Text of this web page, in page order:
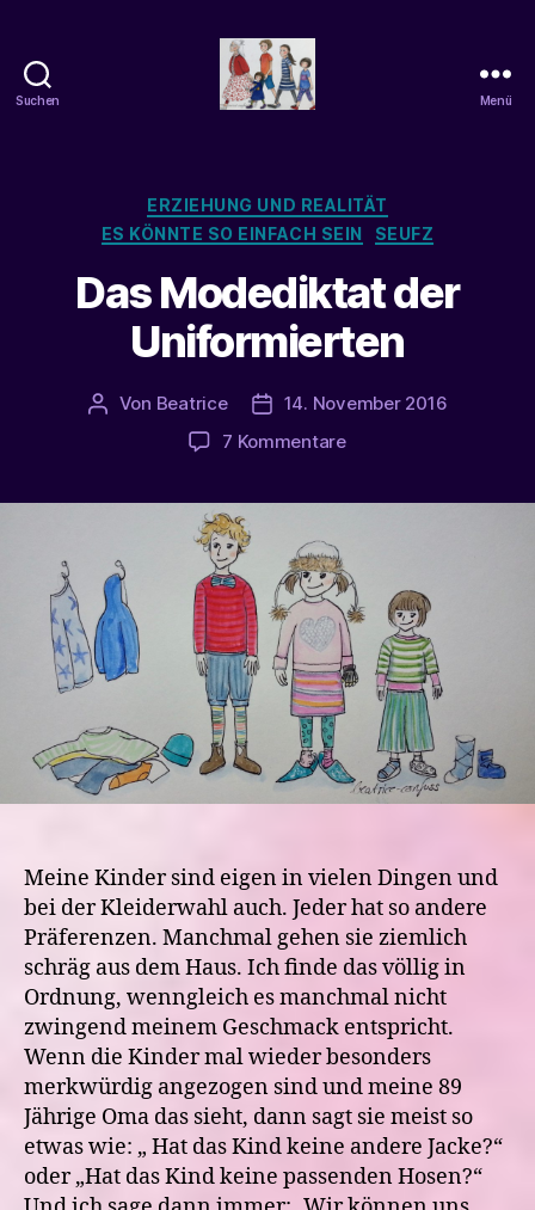
Suchen Menü
Kategorien
ERZIEHUNG UND REALITÄT
ES KÖNNTE SO EINFACH SEIN
SEUFZ
Das Modediktat der
Uniformierten
Beitragsautor
Von Beatrice Veröffentlichungsdatum
14. November 2016
7 Kommentarezu
Meine Kinder sind eigen in vielen Dingen und
bei der Kleiderwahl auch. Jeder hat so andere
Präferenzen. Manchmal gehen sie ziemlich
schräg aus dem Haus. Ich finde das völlig in
Ordnung, wenngleich es manchmal nicht
zwingend meinem Geschmack entspricht.
Wenn die Kinder mal wieder besonders
merkwürdig angezogen sind und meine 89
Jährige Oma das sieht, dann sagt sie meist so
etwas wie: „ Hat das Kind keine andere Jacke?“
oder „Hat das Kind keine passenden Hosen?“